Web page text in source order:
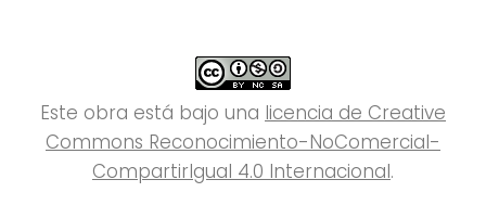
Este obra está bajo una licencia de Creative
Commons Reconocimiento-NoComercial-
CompartirIgual 4.0 Internacional.